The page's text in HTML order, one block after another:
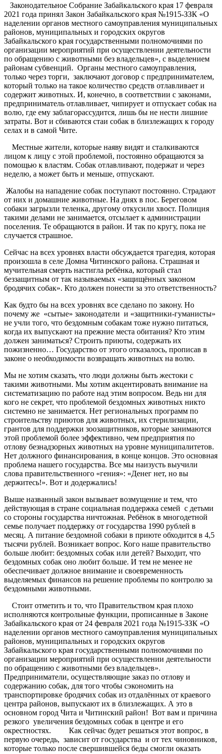
Законодательное Собрание Забайкальского края 17 февраля
2021 года принял Закон Забайкальского края №1915-ЗЗК «О
наделении органов местного самоуправления муниципальных
районов, муниципальных и городских округов
Забайкальского края государственными полномочиями по
организации мероприятий при осуществлении деятельности
по обращению с животными без владельцев», с выделением
районам субвенций. Органы местного самоуправления,
только через торги, заключают договор с предпринимателем,
который только на такое количество средств отлавливает и
содержит животных. И, конечно, в соответствии с законами,
предприниматель отлавливает, чипирует и отпускает собак на
волю, где ему заблагорассудится, лишь бы не нести лишние
затраты. Вот и сбиваются стаи собак в близлежащих к городу
селах и в самой Чите.
Местные жители, которые наяву видят и сталкиваются
лицом к лицу с этой проблемой, постоянно обращаются за
помощью к властям. Собак отлавливают, подержат и через
неделю, а может быть и меньше, отпускают.
Жалобы на нападение собак поступают постоянно. Страдают
от них и домашние животные. На днях в пос. Береговом
собаки загрызли теленка, другому откусили хвост. Полиция
такими делами не занимается, отсылает к администрации
поселения. Те обращаются в район. И так по кругу, пока не
случается страшное.
Сейчас на всех уровнях власти обсуждается трагедия, которая
произошла в селе Домна Читинского района. Страшная и
мучительная смерть настигла ребёнка, который стал
беззащитным от так называемых «защищённых законом
бродячих собак». Кто должен понести за это ответственность?
Как будто бы на всех уровнях все сделано по закону. Но
почему же «сытые» законодатели и «защитники-гуманисты»
не учли того, что бездомным собакам тоже нужно питаться,
когда их выпускают на прежние места обитания? Кто этим
должен заниматься? Строить приюты, содержать их
пожизненно… Государство от этого отказалось, прописав в
законе о необходимости возвращать животных на волю.
Мы не хотим сказать, что люди должны быть жестоки с
такими животными. Мы хотим акцентировать внимание на
систематизацию по работе над этим вопросом. Ведь ни для
кого не секрет, что проблемой бездомных животных никто
системно не занимается. Нет региональных программ по
строительству приютов для животных, их стерилизации,
грантов для поддержки зоозащитников, которые занимаются
этой проблемой более эффективно, чем предприятия по
отлову безнадзорных животных на уровне муниципалитетов.
Нет должного финансирования, в конце концов. Это основная
проблема нашего государства. Все мы наизусть выучили
слова правительственного «гения»: «Денег нет, но вы
держитесь!». Вот и додержались!
Выше названный закон вызывает возмущение и тем, что
действующая в стране социальная поддержка семей с детьми
со стороны государства ничтожная. Ребёнок в многодетной
семье получает поддержку от государства 1990 рублей в
месяц. А питание бездомной собаки в приюте обходится в 4,5
тысячи рублей. Возникает вопрос. Кого наше правительство
больше любит: бездомных собак или детей? Выходит, что
бездомных собак оно любит больше. И тем не менее не
обеспечивает должное внимание и своевременность
выделяемых финансов на решение проблемы по контролю за
бездомными животными.
Стоит отметить и то, что Правительством края плохо
исполняются контрольные функции, прописанные в Законе
Забайкальского края от 24 февраля 2021 года №1915-ЗЗК «О
наделении органов местного самоуправления муниципальных
районов, муниципальных и городских округов
Забайкальского края государственными полномочиями по
организации мероприятий при осуществлении деятельности
по обращению с животными без владельцев».
Предприниматели, осуществляющие заказ по отлову и
содержанию собак, для того чтобы сэкономить на
транспортировке бродячих собак из отдалённых от краевого
центра районов, выпускают их в близлежащих. А это в
основном город Чита и Читинский район! Вот вам и причина
резкого увеличения бездомных собак в центре и его
окрестностях. Как сейчас будет решаться этот вопрос, в
первую очередь, зависит от государства и от тех чиновников,
которые только после свершившейся беды смогли оказать